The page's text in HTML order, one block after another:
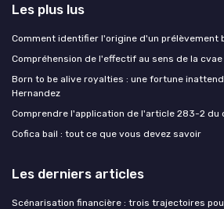
Les plus lus
Comment identifier l'origine d'un prélèvement
Compréhension de l'effectif au sens de la cvae
Born to be alive royalties : une fortune
Hernandez
Comprendre l'application de l'article 283-2 du
Cofica bail : tout ce que vous devez savoir
Les derniers articles
Scénarisation financière : trois trajectoires